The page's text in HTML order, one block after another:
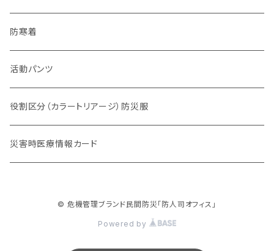
チーム系
動物系
防寒着
活動パンツ
役割区分（カラートリアージ）防災服
災害時医療情報カード
© 危機管理ブランド民間防災「防人司オフィス」
Powered by